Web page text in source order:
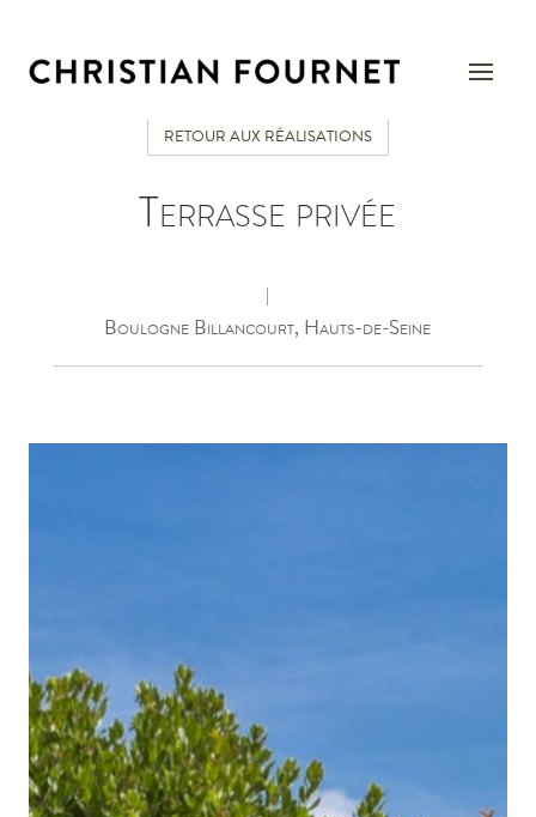
RETOUR AUX RÉALISATIONS
Terrasse privée
|
Boulogne Billancourt, Hauts-de-Seine